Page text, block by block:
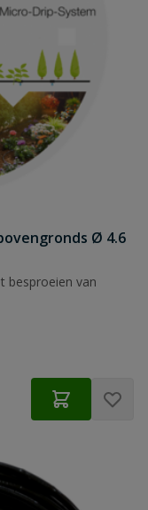
Ø 4.6
besproeien van